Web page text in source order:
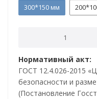
300*150 мм
Нормативный акт:
ГОСТ 12.4.026-2015
безопасности и
(Постановление